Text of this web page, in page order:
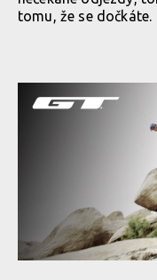
tomu, že se dočkáte.